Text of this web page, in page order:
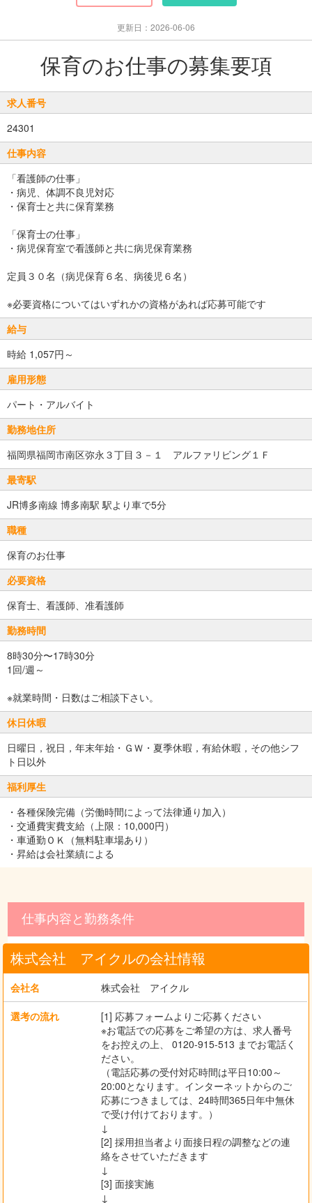
更新日：2026-06-06
保育のお仕事の募集要項
求人番号
24301
仕事内容
「看護師の仕事」
・病児、体調不良児対応
・保育士と共に保育業務
「保育士の仕事」
・病児保育室で看護師と共に病児保育業務
定員３０名（病児保育６名、病後児６名）
※必要資格についてはいずれかの資格があれば応募可能です
給与
時給 1,057円～
雇用形態
パート・アルバイト
勤務地住所
福岡県福岡市南区弥永３丁目３－１ アルファリビング１Ｆ
最寄駅
JR博多南線 博多南駅 駅より車で5分
職種
保育のお仕事
必要資格
保育士、看護師、准看護師
勤務時間
8時30分〜17時30分
1回/週～
※就業時間・日数はご相談下さい。
休日休暇
日曜日，祝日，年末年始・ＧＷ・夏季休暇，有給休暇，その他シフ
ト日以外
福利厚生
・各種保険完備（労働時間によって法律通り加入）
・交通費実費支給（上限：10,000円）
・車通勤ＯＫ（無料駐車場あり）
・昇給は会社業績による
仕事内容と勤務条件
株式会社 アイクルの会社情報
会社名 株式会社 アイクル
選考の流れ
[1] 応募フォームよりご応募ください
※お電話での応募をご希望の方は、求人番号
をお控えの上、 0120-915-513 までお電話く
ださい。
（電話応募の受付対応時間は平日10:00～
20:00となります。インターネットからのご
応募につきましては、24時間365日年中無休
で受け付けております。）
↓
[2] 採用担当者より面接日程の調整などの連
絡をさせていただきます
↓
[3] 面接実施
↓